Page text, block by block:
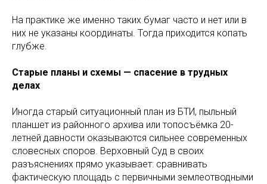
На практике же именно таких бумаг часто и нет или в
них не указаны координаты. Тогда приходится копать
глубже.
Старые планы и схемы — спасение в трудных
делах
Иногда старый ситуационный план из БТИ, пыльный
планшет из районного архива или топосъёмка 20-
летней давности оказываются сильнее современных
словесных споров. Верховный Суд в своих
разъяснениях прямо указывает: сравнивать
фактическую площадь с первичными землеотводными